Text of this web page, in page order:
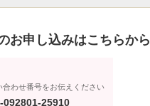
お申し込みはこちらから
合わせ番号をお伝えください
092801-25910